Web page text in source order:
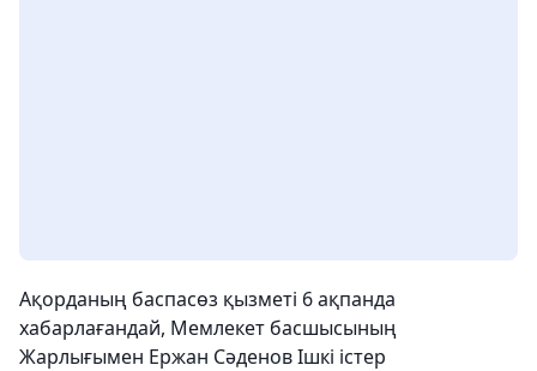
Ақорданың баспасөз қызметі 6 ақпанда
хабарлағандай, Мемлекет басшысының
Жарлығымен Ержан Сәденов Ішкі істер